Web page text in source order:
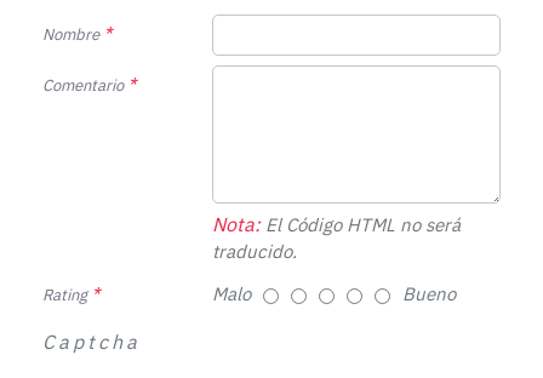
Nombre
Comentario
Nota:El Código HTML no será
traducido.
Rating Malo Bueno
Captcha